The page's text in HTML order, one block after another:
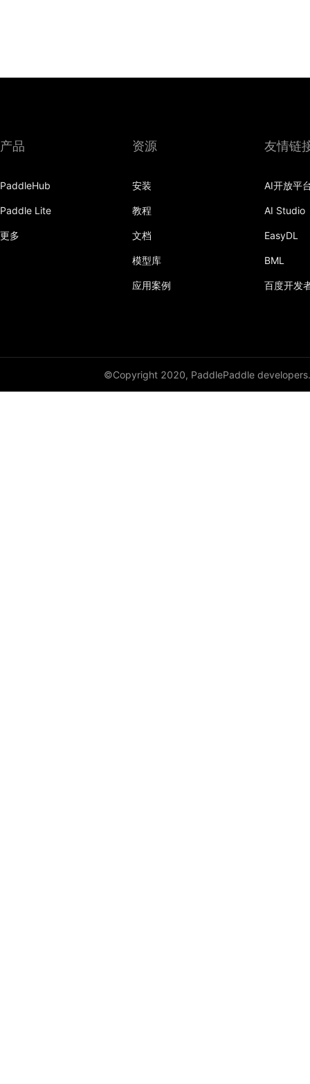
产品
PaddleHub
Paddle Lite
更多
资源
安装
教程
文档
模型库
应用案例
友情链
AI开放平
AI Studio
EasyDL
BML
百度开发
©Copyright 2020, PaddlePaddle developers.